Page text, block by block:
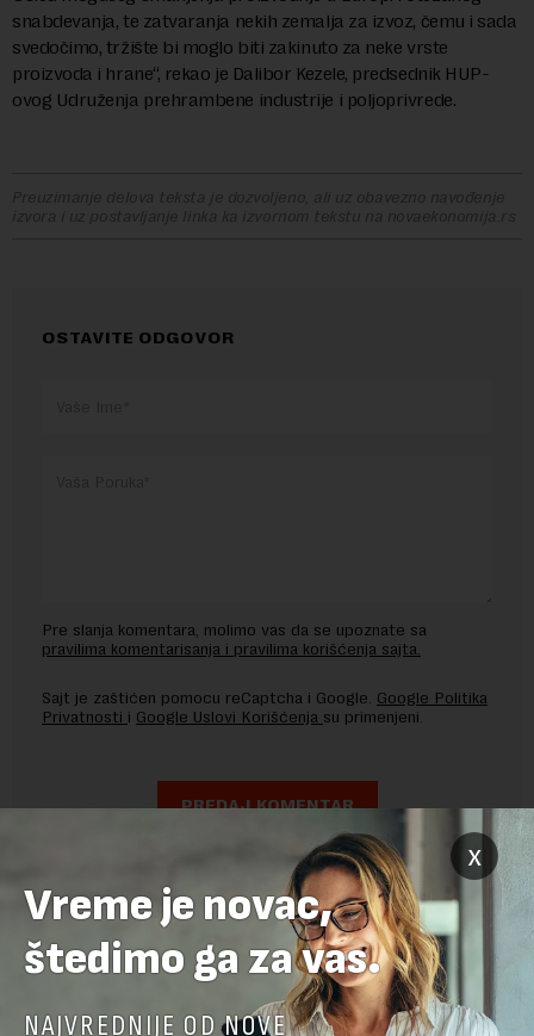
snabdevanja, te zatvaranja nekih zemalja za izvoz, čemu i sada
svedočimo, tržište bi moglo biti zakinuto za neke vrste
proizvoda i hrane“, rekao je Dalibor Kezele, predsednik HUP-
ovog Udruženja prehrambene industrije i poljoprivrede.
Preuzimanje delova teksta je dozvoljeno, ali uz obavezno navođenje
izvora i uz postavljanje linka ka izvornom tekstu na novaekonomija.rs
OSTAVITE ODGOVOR
Pre slanja komentara, molimo vas da se upoznate sa
pravilima komentarisanja i pravilima korišćenja sajta.
Sajt je zaštićen pomocu reCaptcha i Google. Google Politika
Privatnosti i Google Uslovi Korišćenja su primenjeni.
x
Vreme je novac,
štedimo ga za vas.
NAJVREDNIJE OD NOVE